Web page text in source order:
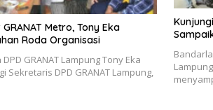
Metro, Tony Eka
Roda Organisasi
GRANAT Lampung Tony Eka
Sekretaris DPD GRANAT Lampung,